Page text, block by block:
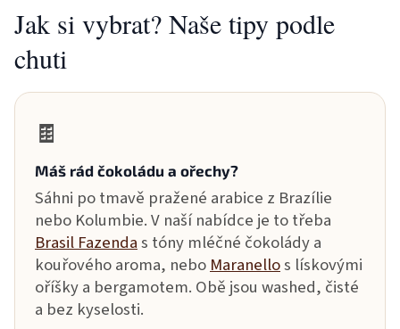
Jak si vybrat? Naše tipy podle
chuti
🍫
Máš rád čokoládu a ořechy?
Sáhni po tmavě pražené arabice z Brazílie
nebo Kolumbie. V naší nabídce je to třeba
Brasil Fazendas tóny mléčné čokolády a
kouřového aroma, neboMaranellos lískovými
oříšky a bergamotem. Obě jsou washed, čisté
a bez kyselosti.